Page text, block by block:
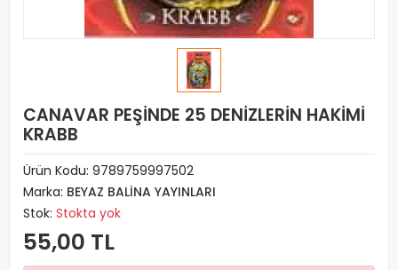
CANAVAR PEŞİNDE 25 DENİZLERİN HAKİMİ
KRABB
Ürün Kodu: 9789759997502
Marka: BEYAZ BALİNA YAYINLARI
Stok: Stokta yok
55,00 TL